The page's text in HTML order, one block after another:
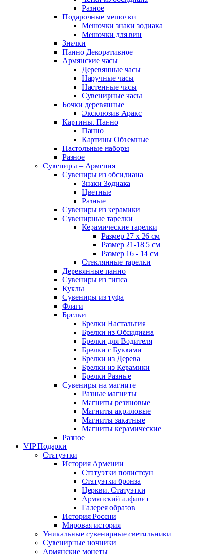
Разное
Подарочные мешочки
Мешочки знаки зодиака
Мешочки для вин
Значки
Панно Декоративное
Армянские часы
Деревянные часы
Наручные часы
Настенные часы
Сувенирные часы
Бочки деревянные
Эксклюзив Аракс
Картины. Панно
Панно
Картины Объемные
Настольные наборы
Разное
Сувениры – Армения
Сувениры из обсидиана
Знаки Зодиака
Цветные
Разные
Сувениры из керамики
Сувенирные тарелки
Керамические тарелки
Размер 27 х 26 см
Размер 21-18,5 см
Размер 16 - 14 см
Стеклянные тарелки
Деревянные панно
Сувениры из гипса
Куклы
Сувениры из туфа
Флаги
Брелки
Брелки Настальгия
Брелки из Обсидиана
Брелки для Водителя
Брелки с Буквами
Брелки из Дерева
Брелки из Керамики
Брелки Разные
Сувениры на магните
Разные магниты
Магниты резиновые
Магниты акриловые
Магниты закатные
Магниты керамические
Разное
VIP Подарки
Статуэтки
История Армении
Статуэтки полистоун
Статуэтки бронза
Церкви. Статуэтки
Армянский алфавит
Галерея образов
История России
Мировая история
Уникальные сувенирные светильники
Сувенирные ночники
Армянские монеты